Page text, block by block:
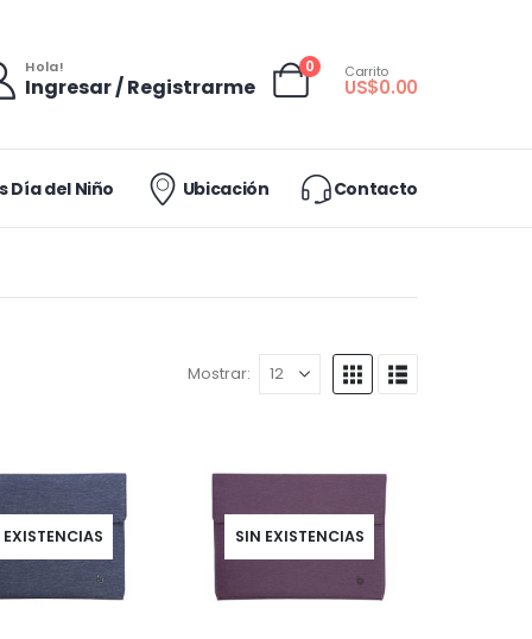
Hola!
Ingresar / Registrarme
0 Carrito
US$0.00
Día del Niño Ubicación Contacto
Mostrar:
EXISTENCIAS SIN EXISTENCIAS